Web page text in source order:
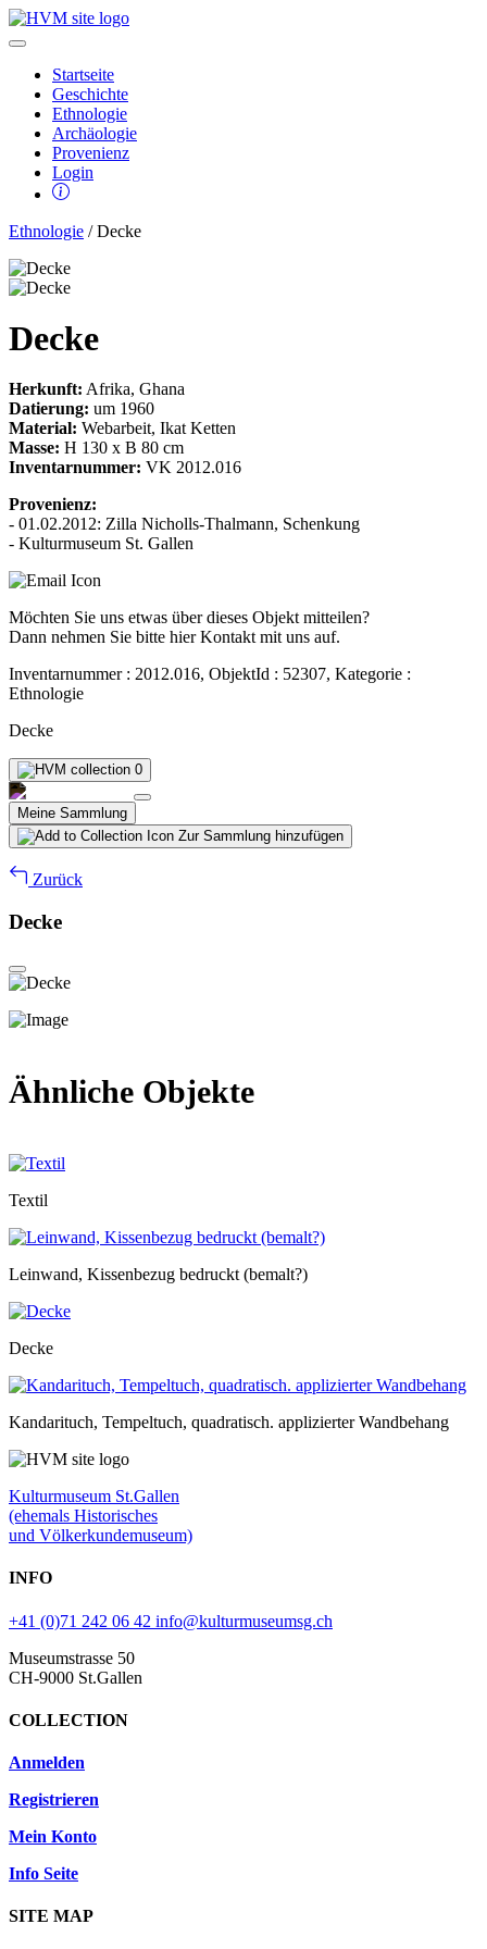
Startseite
Geschichte
Ethnologie
Archäologie
Provenienz
Login
Ethnologie / Decke
Decke
Herkunft: Afrika, Ghana
Datierung: um 1960
Material: Webarbeit, Ikat Ketten
Masse: H 130 x B 80 cm
Inventarnummer: VK 2012.016
Provenienz:
- 01.02.2012: Zilla Nicholls-Thalmann, Schenkung
- Kulturmuseum St. Gallen
Möchten Sie uns etwas über dieses Objekt mitteilen?
Dann nehmen Sie bitte hier Kontakt mit uns auf.
Inventarnummer : 2012.016, ObjektId : 52307, Kategorie :
Ethnologie
Decke
0
Meine Sammlung
Zur Sammlung hinzufügen
Zurück
Decke
Ähnliche Objekte
Textil
Leinwand, Kissenbezug bedruckt (bemalt?)
Decke
Kandarituch, Tempeltuch, quadratisch. applizierter Wandbehang
Kulturmuseum St.Gallen
(ehemals Historisches
und Völkerkundemuseum)
INFO
+41 (0)71 242 06 42 info@kulturmuseumsg.ch
Museumstrasse 50
CH-9000 St.Gallen
COLLECTION
Anmelden
Registrieren
Mein Konto
Info Seite
SITE MAP